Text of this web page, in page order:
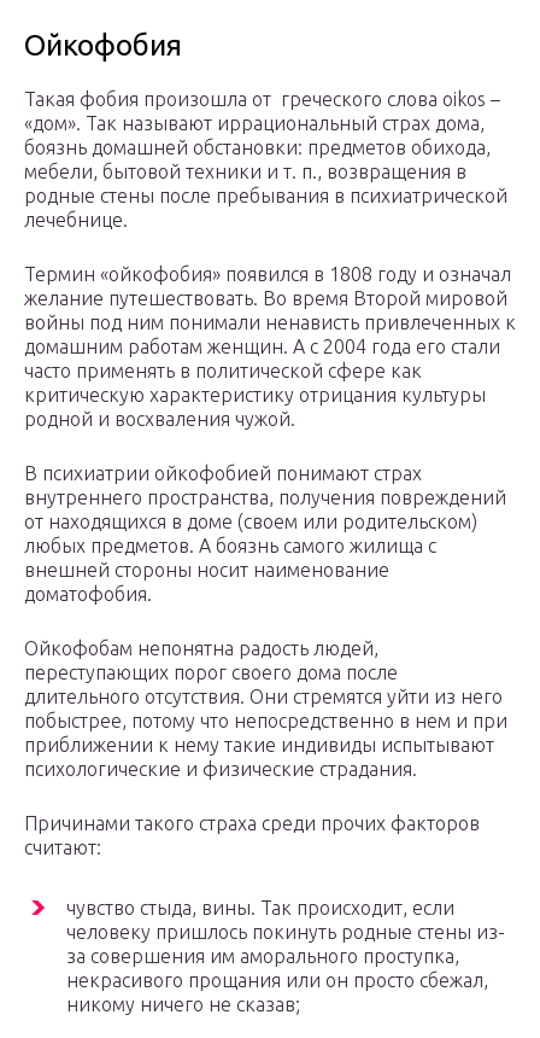
Ойкофобия
Такая фобия произошла от греческого слова oikos –
«дом». Так называют иррациональный страх дома,
боязнь домашней обстановки: предметов обихода,
мебели, бытовой техники и т. п., возвращения в
родные стены после пребывания в психиатрической
лечебнице.
Термин «ойкофобия» появился в 1808 году и означал
желание путешествовать. Во время Второй мировой
войны под ним понимали ненависть привлеченных к
домашним работам женщин. А с 2004 года его стали
часто применять в политической сфере как
критическую характеристику отрицания культуры
родной и восхваления чужой.
В психиатрии ойкофобией понимают страх
внутреннего пространства, получения повреждений
от находящихся в доме (своем или родительском)
любых предметов. А боязнь самого жилища с
внешней стороны носит наименование
доматофобия.
Ойкофобам непонятна радость людей,
переступающих порог своего дома после
длительного отсутствия. Они стремятся уйти из него
побыстрее, потому что непосредственно в нем и при
приближении к нему такие индивиды испытывают
психологические и физические страдания.
Причинами такого страха среди прочих факторов
считают:
чувство стыда, вины. Так происходит, если
человеку пришлось покинуть родные стены из-
за совершения им аморального проступка,
некрасивого прощания или он просто сбежал,
никому ничего не сказав;